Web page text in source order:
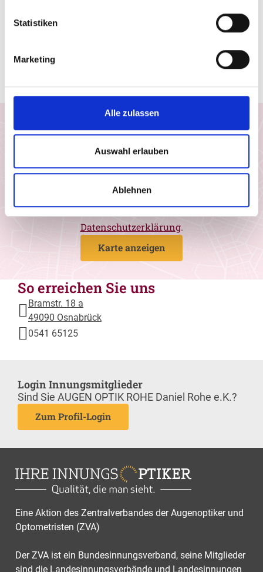
Statistiken
Marketing
Alle zulassen
Auswahl erlauben
Ablehnen
individuell auf Ihre Sehaufgaben zugeschnittene Brille
an. Als Gesundheitsberuf hat sich die Augenoptik –
computergesteuerter Technik – einen großen Teil
Einwilligung Google Maps
stimme zu, dass Daten von Google geladen
werden. Wir nutzen den Drittanbieter, um
geografische Informationen in Form von
Datenschutzerklärung.
Karte anzeigen
So erreichen Sie uns
Bramstr. 18 a
49090 Osnabrück
0541 65125
Login Innungsmitglieder
Sind Sie AUGEN OPTIK ROHE Daniel Rohe e.K.?
Zum Profil-Login
Eine Aktion des Zentralverbandes der Augenoptiker und
Optometristen (ZVA)
Der ZVA ist ein Bundesinnungsverband, seine Mitglieder
sind die Landesinnungsverbände und Landesinnungen